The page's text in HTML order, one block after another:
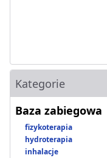
Kategorie
Baza zabiegowa
fizykoterapia
hydroterapia
inhalacje